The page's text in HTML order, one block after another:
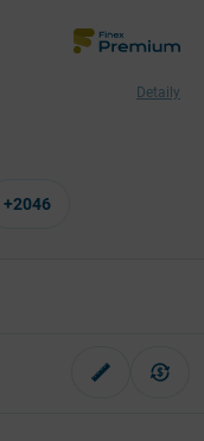
Detaily
+2046